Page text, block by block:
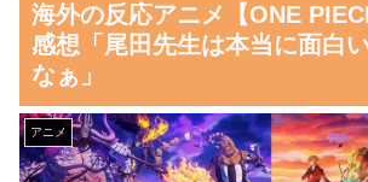
では？」と揶揄されており……
【朗報】齋藤飛鳥、前屈みで
完全に見えてる動画が拡散され
てしまう…
磁気嵐、地球由来のイオンが
ら嫌がら
韓国人
とがこち
っ？？？
海外の反応アニメ【ONE
感想「尾田先生は本当に面白
なぁ」
アニメ